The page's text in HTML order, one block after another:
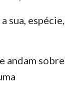
sua, espécie,
andam sobre